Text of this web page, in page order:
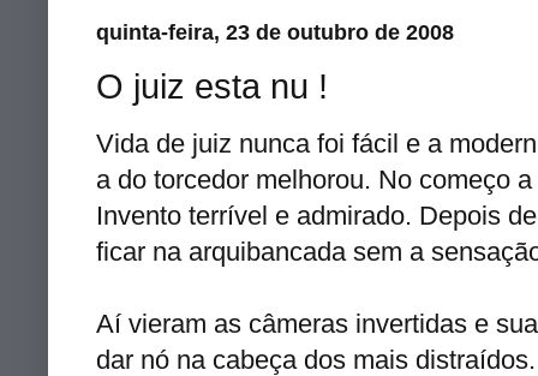
quinta-feira, 23 de outubro de 2008
O juiz esta nu !
Vida de juiz nunca foi fácil e a
a do torcedor melhorou. No começo a
Invento terrível e admirado. Depois
ficar na arquibancada sem a
Aí vieram as câmeras invertidas e
dar nó na cabeça dos mais